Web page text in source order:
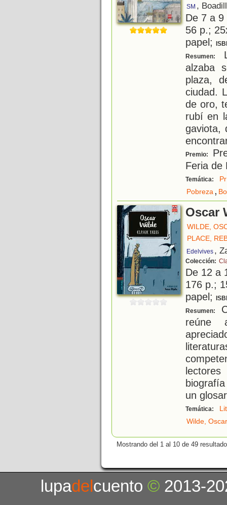
SM ,
De 7 a
56 p.;
papel;
Resumen:
alzaba
plaza,
ciudad.
de oro,
rubí en
gaviota,
Premio:
Feria de
Temática:
Pobreza,
Oscar
WILDE,
PLACE,
Edelvives ,
Colección:
De 12 a
176 p.;
papel;
Resumen:
reúne
un
Temática:
Wilde, Oscar
Mostrando del 1 al 10 de 49
lupadelcuento© 2013-